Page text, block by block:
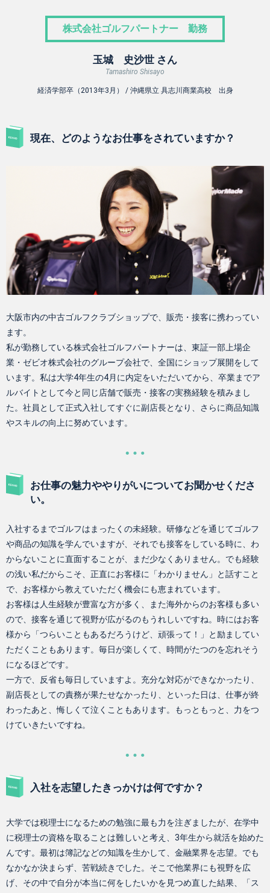
株式会社ゴルフパートナー 勤務
玉城 史沙世 さん
Tamashiro Shisayo
経済学部卒（2013年3月） / 沖縄県立 具志川商業高校 出身
現在、どのようなお仕事をされていますか？
大阪市内の中古ゴルフクラブショップで、販売・接客に携わってい
ます。
私が勤務している株式会社ゴルフパートナーは、東証一部上場企
業・ゼビオ株式会社のグループ会社で、全国にショップ展開をして
います。私は大学4年生の4月に内定をいただいてから、卒業までア
ルバイトとして今と同じ店舗で販売・接客の実務経験を積みまし
た。社員として正式入社してすぐに副店長となり、さらに商品知識
やスキルの向上に努めています。
お仕事の魅力ややりがいについてお聞かせくださ
い。
入社するまでゴルフはまったくの未経験。研修などを通じてゴルフ
や商品の知識を学んでいますが、それでも接客をしている時に、わ
からないことに直面することが、まだ少なくありません。でも経験
の浅い私だからこそ、正直にお客様に「わかりません」と話すこと
で、お客様から教えていただく機会にも恵まれています。
お客様は人生経験が豊富な方が多く、また海外からのお客様も多い
ので、接客を通じて視野が広がるのもうれしいですね。時にはお客
様から「つらいこともあるだろうけど、頑張って！」と励ましてい
ただくこともあります。毎日が楽しくて、時間がたつのを忘れそう
になるほどです。
一方で、反省も毎日していますよ。充分な対応ができなかったり、
副店長としての責務が果たせなかったり、といった日は、仕事が終
わったあと、悔しくて泣くこともあります。もっともっと、力をつ
けていきたいですね。
入社を志望したきっかけは何ですか？
大学では税理士になるための勉強に最も力を注ぎましたが、在学中
に税理士の資格を取ることは難しいと考え、3年生から就活を始めた
んです。最初は簿記などの知識を生かして、金融業界を志望。でも
なかなか決まらず、苦戦続きでした。そこで他業界にも視野を広
げ、その中で自分が本当に何をしたいかを見つめ直した結果、「ス